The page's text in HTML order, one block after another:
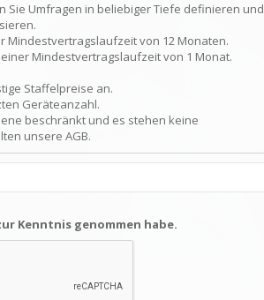
Sie Umfragen in beliebiger Tiefe definieren und
Mindestvertragslaufzeit von 12 Monaten.
Mindestvertragslaufzeit von 1 Monat.
Staffelpreise an.
Geräteanzahl.
beschränkt und es stehen keine
unsere AGB.
Kenntnis genommen habe.